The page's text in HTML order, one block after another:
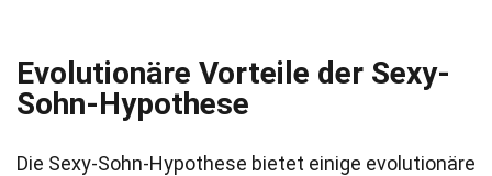
Evolutionäre Vorteile der Sexy-
Sohn-Hypothese
Die Sexy-Sohn-Hypothese bietet einige evolutionäre